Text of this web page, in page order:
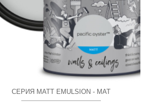
СЕРИЯ MATT EMULSION - МАТ